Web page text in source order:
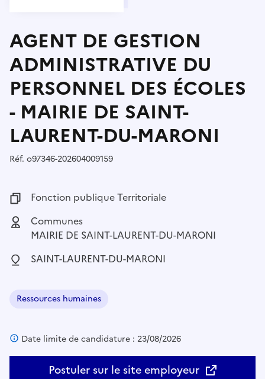
AGENT DE GESTION
ADMINISTRATIVE DU
PERSONNEL DES ÉCOLES
- MAIRIE DE SAINT-
LAURENT-DU-MARONI
Réf. Référence :
o97346-202604009159
Fonction publique :
Fonction publique Territoriale
Employeur :
Communes
MAIRIE DE SAINT-LAURENT-DU-MARONI
Localisation :
SAINT-LAURENT-DU-MARONI
Domaine :
Ressources humaines
Postuler sur le site employeur
Date limite de candidature : 23/08/2026